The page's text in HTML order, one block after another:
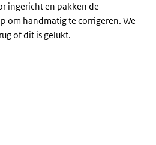
ingericht en pakken de
om handmatig te corrigeren. We
of dit is gelukt.